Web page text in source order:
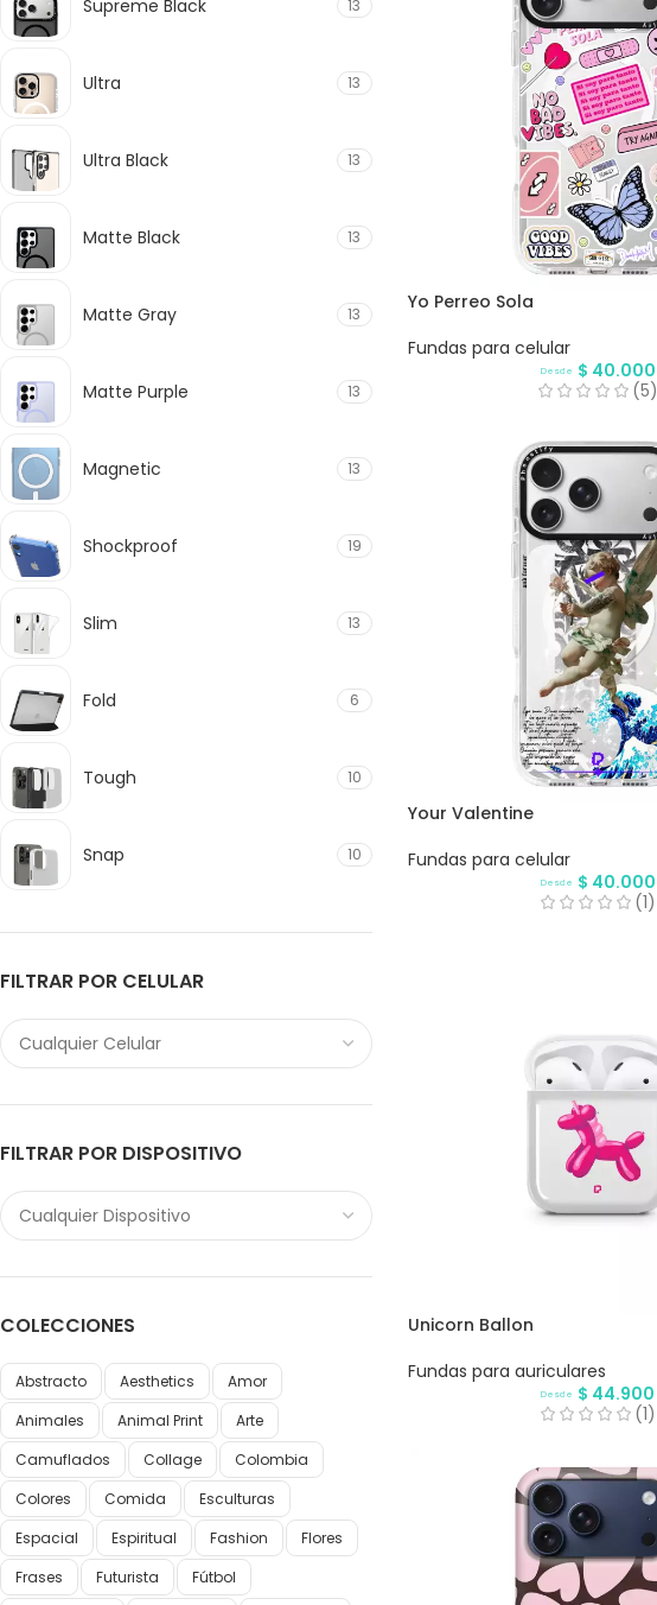
Supreme Black 13
Ultra 13
Ultra Black 13
Matte Black 13
Matte Gray 13
Matte Purple 13
Magnetic 13
Shockproof 19
Slim 13
Fold 6
Tough 10
Snap 10
FILTRAR POR CELULAR
FILTRAR POR DISPOSITIVO
COLECCIONES
Abstracto Aesthetics
Amor
Animales
Animal Print
Arte
Camuflados
Collage
Colombia
Colores
Comida
Esculturas
Espacial
Espiritual Fashion
Flores
Frases
Futurista
Fútbol
Yo Perreo Sola
Fundas para celular
Desde $ 40.000
(5)
Your Valentine
Fundas para celular
Desde $ 40.000
(1)
Unicorn Ballon
Fundas para auriculares
Desde $ 44.900
(1)